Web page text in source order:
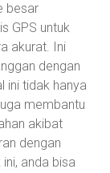
besar
GPS untuk
akurat. Ini
dengan
ini tidak hanya
membantu
akibat
dengan
anda bisa